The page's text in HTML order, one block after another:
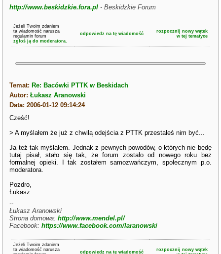
http://www.beskidzkie.fora.pl - Beskidzkie Forum
Jeżeli Twoim zdaniem
ta wiadomość narusza
regulamin forum
zgłoś ją do moderatora.
odpowiedz na tę wiadomość
rozpocznij nowy wątek
w tej tematyce
Temat: Re: Bacówki PTTK w Beskidach
Autor:Łukasz Aranowski
Data: 2006-01-12 09:14:24
Cześć!
> A myślałem że już z chwilą odejścia z PTTK przestałeś nim być...
Ja też tak myślałem. Jednak z pewnych powodów, o których nie będę
tutaj pisał, stało się tak, że forum zostało od nowego roku bez
formalnej opieki. I tak zostałem samozwańczym, społecznym p.o.
moderatora.
Pozdro,
Łukasz
--
Łukasz Aranowski
Strona domowa:http://www.mendel.pl/
Facebook:https://www.facebook.com/laranowski
Jeżeli Twoim zdaniem
ta wiadomość narusza
odpowiedz na tę wiadomość
rozpocznij nowy wątek